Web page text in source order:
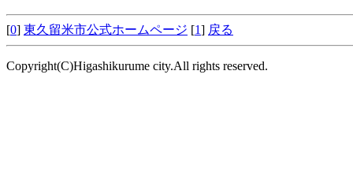
[0] 東久留米市公式ホームページ [1] 戻る
Copyright(C)Higashikurume city.All rights reserved.